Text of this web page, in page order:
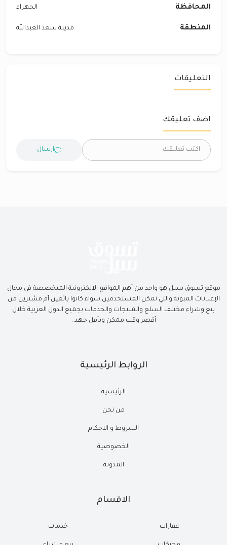
المحافظة الجهراء
المنطقة مدينة سعد العبدالله
التعليقات
اضف تعليقك
ارسال
موقع تسوق سيل هو واحد من أهم المواقع الالكترونية المتخصصة في مجال
الإعلانات المبوبة والتي تمكن المستخدمين سواء كانوا بائعين أم مشترين من
بيع وشراء مختلف السلع والمنتجات والخدمات بجميع الدول العربية خلال
أقصر وقت ممكن وبأقل جهد .
الروابط الرئيسية
الرئيسية
من نحن
الشروط و الاحكام
الخصوصية
المدونة
الاقسام
عقارات خدمات